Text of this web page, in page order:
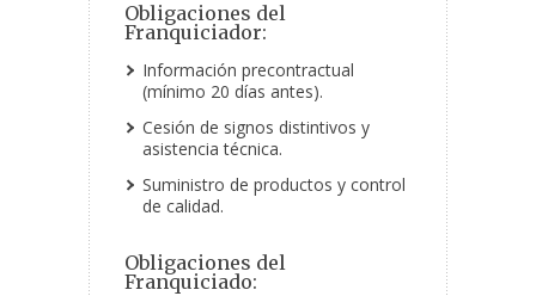
Obligaciones del
Franquiciador:
Información precontractual
(mínimo 20 días antes).
Cesión de signos distintivos y
asistencia técnica.
Suministro de productos y control
de calidad.
Obligaciones del
Franquiciado: